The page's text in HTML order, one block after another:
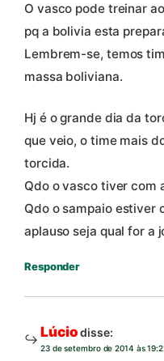
O vasco pode treinar
pq a bolivia esta
Lembrem-se, temos
massa boliviana.
Hj é o grande dia da
que veio, o time mais
torcida.
Qdo o vasco tiver com
Qdo o sampaio estiver
aplauso seja qual for a
Responder
Lúcio disse:
23 de setembro de 2014 às